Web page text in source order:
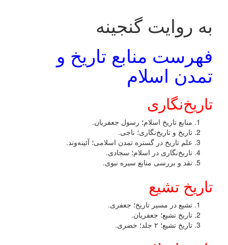
به روایت گنجینه
فهرست منابع تاریخ و
تمدن اسلام
تاریخ‌نگاری
منابع تاریخ اسلام؛ رسول جعفریان.
تاریخ و تاریخ‌نگاری؛ ناجی.
علم تاریخ در گستره تمدن اسلامی؛ آئینه‌وند.
تاریخ‌نگاری در اسلام؛ سجادی.
نقد و بررسی منابع سیره نبوی.
تاریخ تشیع
تشیع در مسیر تاریخ؛ جعفری.
تاریخ تشیع؛ جعفریان.
تاریخ تشیع؛ ۲ جلد؛ خضری.